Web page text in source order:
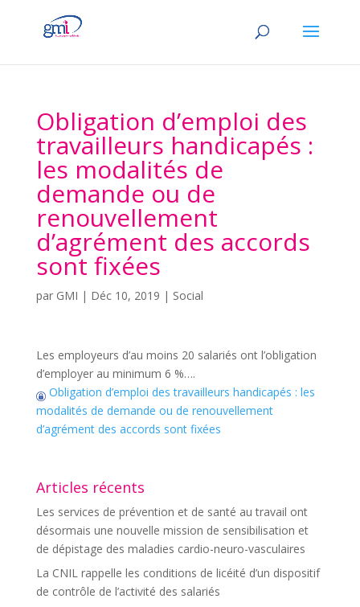
Obligation d’emploi des
travailleurs handicapés :
les modalités de
demande ou de
renouvellement
d’agrément des accords
sont fixées
par GMI | Déc 10, 2019 | Social
Les employeurs d’au moins 20 salariés ont l’obligation
d’employer au minimum 6 %….
Obligation d’emploi des travailleurs handicapés : les
modalités de demande ou de renouvellement
d’agrément des accords sont fixées
Articles récents
Les services de prévention et de santé au travail ont
désormais une nouvelle mission de sensibilisation et
de dépistage des maladies cardio-neuro-vasculaires
La CNIL rappelle les conditions de licéité d’un dispositif
de contrôle de l’activité des salariés